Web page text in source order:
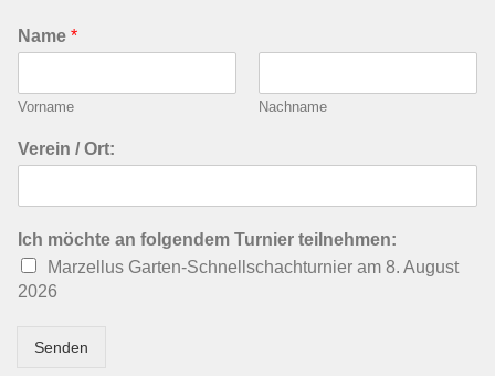
Name *
Vorname Nachname
Verein / Ort:
Ich möchte an folgendem Turnier teilnehmen:
Marzellus Garten-Schnellschachturnier am 8. August
2026
Senden